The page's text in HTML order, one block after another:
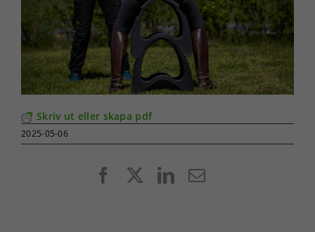
Skriv ut eller skapa pdf
2025-05-06
FacebookLinkedIn
E-